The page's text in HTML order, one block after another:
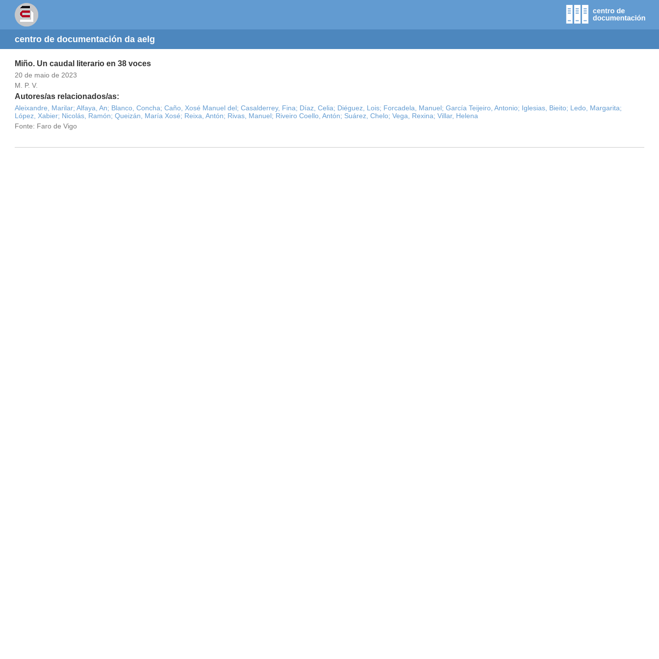
centro de documentación da aelg
Miño. Un caudal literario en 38 voces
20 de maio de 2023
M. P. V.
Autores/as relacionados/as:
Aleixandre, Marilar; Alfaya, An; Blanco, Concha; Caño, Xosé Manuel del; Casalderrey, Fina; Díaz, Celia; Diéguez, Lois; Forcadela, Manuel; García Teijeiro, Antonio; Iglesias, Bieito; Ledo, Margarita;
López, Xabier; Nicolás, Ramón; Queizán, María Xosé; Reixa, Antón; Rivas, Manuel; Riveiro Coello, Antón; Suárez, Chelo; Vega, Rexina; Villar, Helena
Fonte: Faro de Vigo